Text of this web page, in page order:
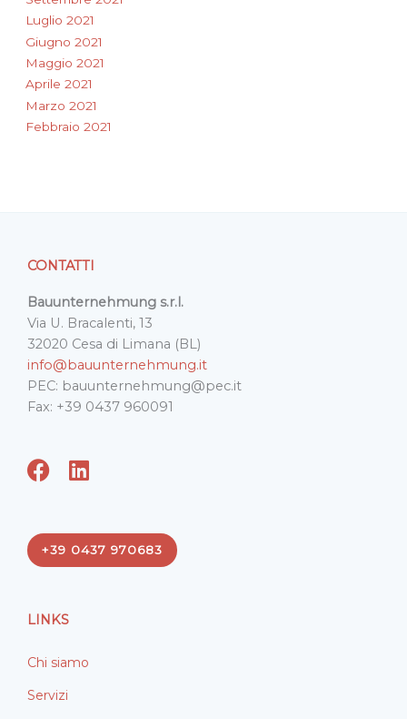
Luglio 2021
Giugno 2021
Maggio 2021
Aprile 2021
Marzo 2021
Febbraio 2021
CONTATTI
Bauunternehmung s.r.l.
Via U. Bracalenti, 13
32020 Cesa di Limana (BL)
info@bauunternehmung.it
PEC: bauunternehmung@pec.it
Fax: +39 0437 960091
F
e
b
k
L
k
e
+39 0437 970683
LINKS
Chi siamo
Servizi